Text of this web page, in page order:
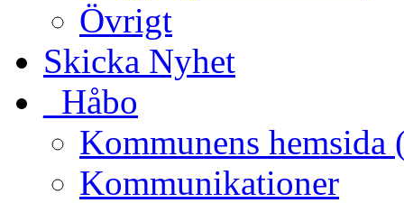
Övrigt
Skicka Nyhet
_Håbo
Kommunens hemsida
Kommunikationer